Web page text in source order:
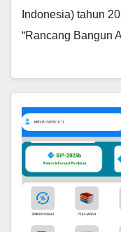
Indonesia) tahun
“Rancang Bangun